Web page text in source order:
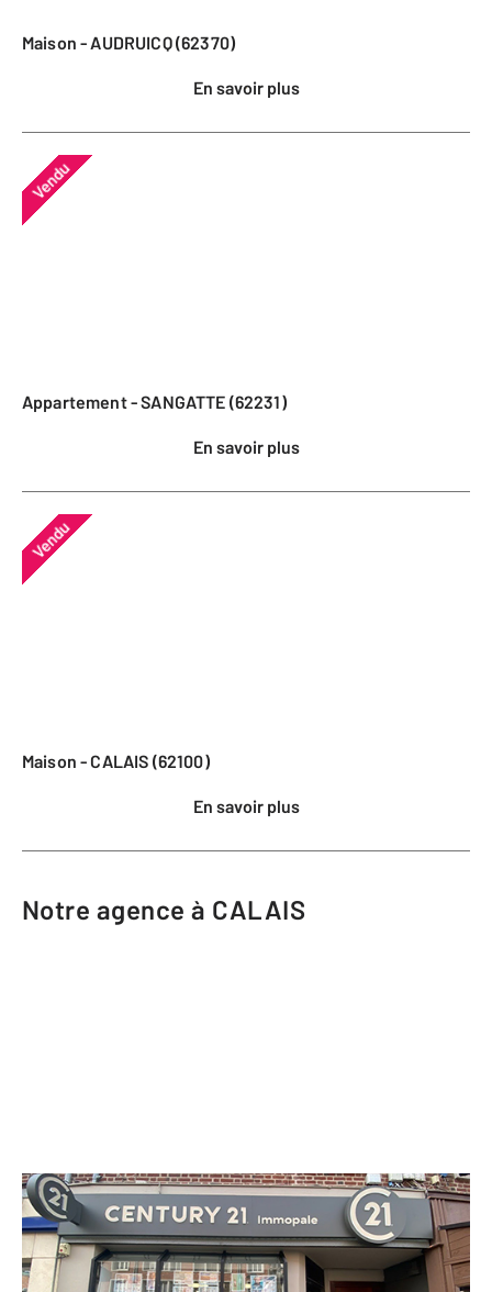
Maison - AUDRUICQ (62370)
En savoir plus
Vendu
Appartement - SANGATTE (62231)
En savoir plus
Vendu
Maison - CALAIS (62100)
En savoir plus
Notre agence à CALAIS
CENTURY 21 Immopale
13 rue Royale
CALAIS - 62100